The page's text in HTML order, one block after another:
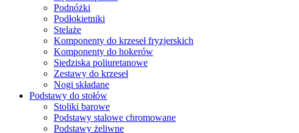
Podnóżki
Podłokietniki
Stelaże
Komponenty do krzeseł fryzjerskich
Komponenty do hokerów
Siedziska poliuretanowe
Zestawy do krzeseł
Nogi składane
Podstawy do stołów
Stoliki barowe
Podstawy stalowe chromowane
Podstawy żeliwne